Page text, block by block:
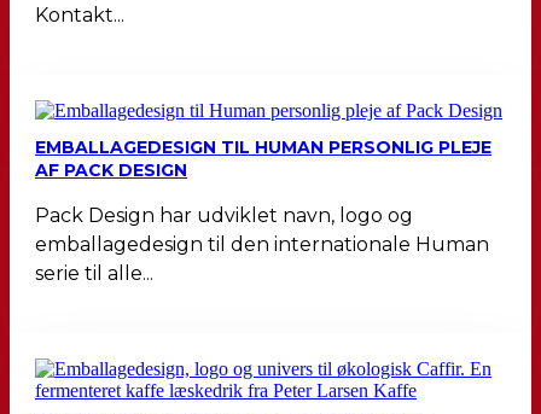
Kontakt...
EMBALLAGEDESIGN TIL HUMAN PERSONLIG PLEJE
AF PACK DESIGN
Pack Design har udviklet navn, logo og
emballagedesign til den internationale Human
serie til alle...